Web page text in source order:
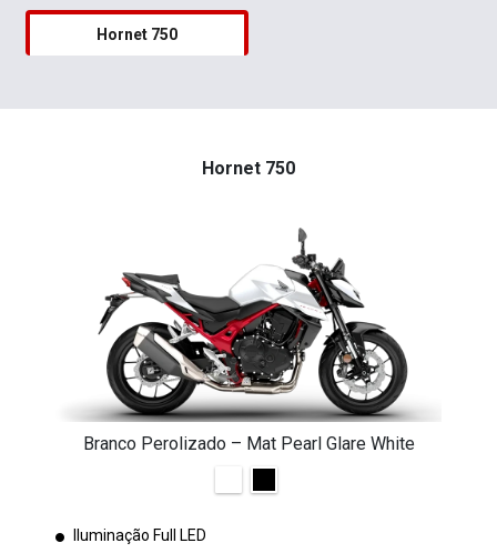
Hornet 750
Hornet 750
Branco Perolizado – Mat Pearl Glare White
Iluminação Full LED